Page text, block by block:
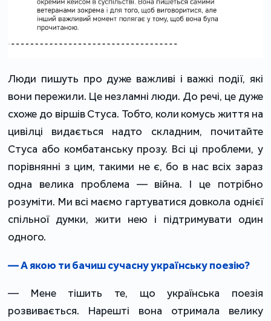
Люди пишуть про дуже важливі і важкі події, які
вони пережили. Це незламні люди. До речі, це дуже
схоже до віршів Стуса. Тобто, коли комусь життя на
цивілці видається надто складним, почитайте
Стуса або комбатанську прозу. Всі ці проблеми, у
порівнянні з цим, такими не є, бо в нас всіх зараз
одна велика проблема — війна. І це потрібно
розуміти. Ми всі маємо гартуватися довкола однієї
спільної думки, жити нею і підтримувати один
одного.
— А якою ти бачиш сучасну українську поезію?
— Мене тішить те, що українська поезія
розвивається. Нарешті вона отримала велику